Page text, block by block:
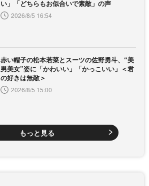
い」「どちらもお似合いで素敵」の声
2026/8/5 16:54
赤い帽子の松本若菜とスーツの佐野勇斗、“美
男美女”姿に「かわいい」「かっこいい」＜君
の好きは無敵＞
2026/8/5 15:00
もっと見る